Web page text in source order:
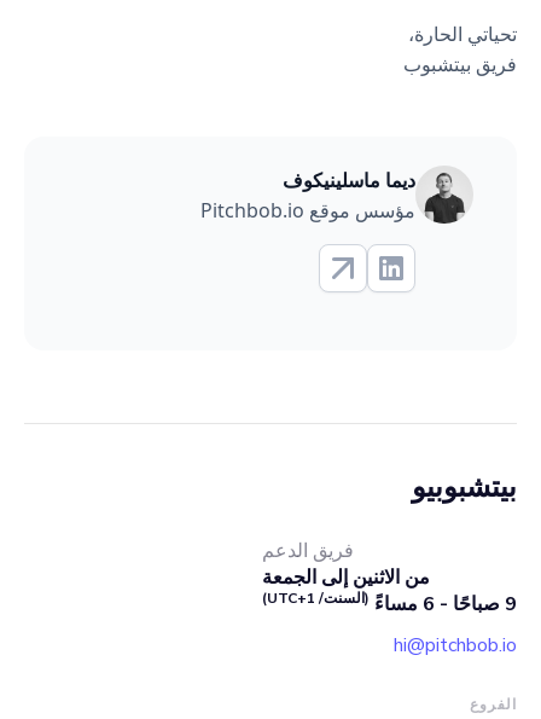
تحياتي الحارة،
فريق بيتشبوب
ديما ماسلينيكوف
مؤسس موقع Pitchbob.io
بيتشبوبيو
فريق الدعم
من الاثنين إلى الجمعة
9 صباحًا - 6 مساءً
(السنت/ UTC+1)
hi@pitchbob.io
الفروع